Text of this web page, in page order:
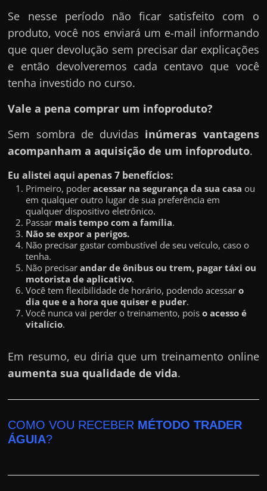
Se nesse período não ficar satisfeito com o
produto, você nos enviará um e-mail informando
que quer devolução sem precisar dar explicações
e então devolveremos cada centavo que você
tenha investido no curso.
Vale a pena comprar um infoproduto?
Sem sombra de duvidas inúmeras vantagens
acompanham a aquisição de um infoproduto.
Eu alistei aqui apenas 7 benefícios:
Primeiro, poderacessar na segurança da sua casa ou
em qualquer outro lugar de sua preferência em
qualquer dispositivo eletrônico.
Passar mais tempo com a família.
Não se expor a perigos.
Não precisar gastar combustível de seu veículo, caso o
tenha.
Não precisarandar de ônibus ou trem, pagar táxi ou
motorista de aplicativo.
Você tem flexibilidade de horário, podendo acessaro
dia que e a hora que quiser e puder.
Você nunca vai perder o treinamento, poiso acesso é
vitalício.
Em resumo, eu diria que um treinamento online
aumenta sua qualidade de vida.
COMO VOU RECEBER MÉTODO TRADER
ÁGUIA?